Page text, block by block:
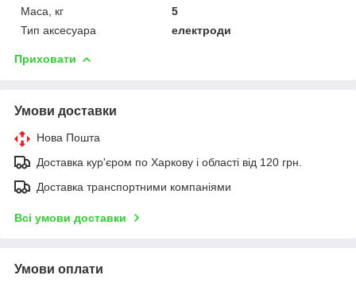
Маса, кг
5
Тип аксесуара
електроди
Приховати
Умови доставки
Нова Пошта
Доставка кур'єром по Харкову і області від 120 грн.
Доставка транспортними компаніями
Всі умови доставки
Умови оплати